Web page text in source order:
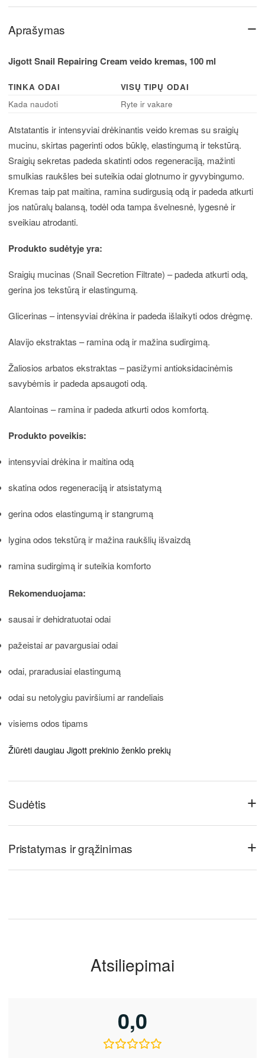
Aprašymas −
Jigott Snail Repairing Cream veido kremas, 100 ml
TINKA ODAI
VISŲ TIPŲ ODAI
Kada naudoti
Ryte ir vakare
Atstatantis ir intensyviai drėkinantis veido kremas su sraigių
mucinu, skirtas pagerinti odos būklę, elastingumą ir tekstūrą.
Sraigių sekretas padeda skatinti odos regeneraciją, mažinti
smulkias raukšles bei suteikia odai glotnumo ir gyvybingumo.
Kremas taip pat maitina, ramina sudirgusią odą ir padeda atkurti
jos natūralų balansą, todėl oda tampa švelnesnė, lygesnė ir
sveikiau atrodanti.
Produkto sudėtyje yra:
Sraigių mucinas (Snail Secretion Filtrate) – padeda atkurti odą,
gerina jos tekstūrą ir elastingumą.
Glicerinas – intensyviai drėkina ir padeda išlaikyti odos drėgmę.
Alavijo ekstraktas – ramina odą ir mažina sudirgimą.
Žaliosios arbatos ekstraktas – pasižymi antioksidacinėmis
savybėmis ir padeda apsaugoti odą.
Alantoinas – ramina ir padeda atkurti odos komfortą.
Produkto poveikis:
intensyviai drėkina ir maitina odą
skatina odos regeneraciją ir atsistatymą
gerina odos elastingumą ir stangrumą
lygina odos tekstūrą ir mažina raukšlių išvaizdą
ramina sudirgimą ir suteikia komforto
Rekomenduojama:
sausai ir dehidratuotai odai
pažeistai ar pavargusiai odai
odai, praradusiai elastingumą
odai su netolygiu paviršiumi ar randeliais
visiems odos tipams
Žiūrėti daugiau Jigott prekinio ženklo prekių
Sudėtis +
Pristatymas ir grąžinimas +
Atsiliepimai
0,0